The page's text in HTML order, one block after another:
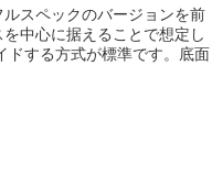
スペックのバージョンを前
中心に据えることで想定し
ドする方式が標準です。底面